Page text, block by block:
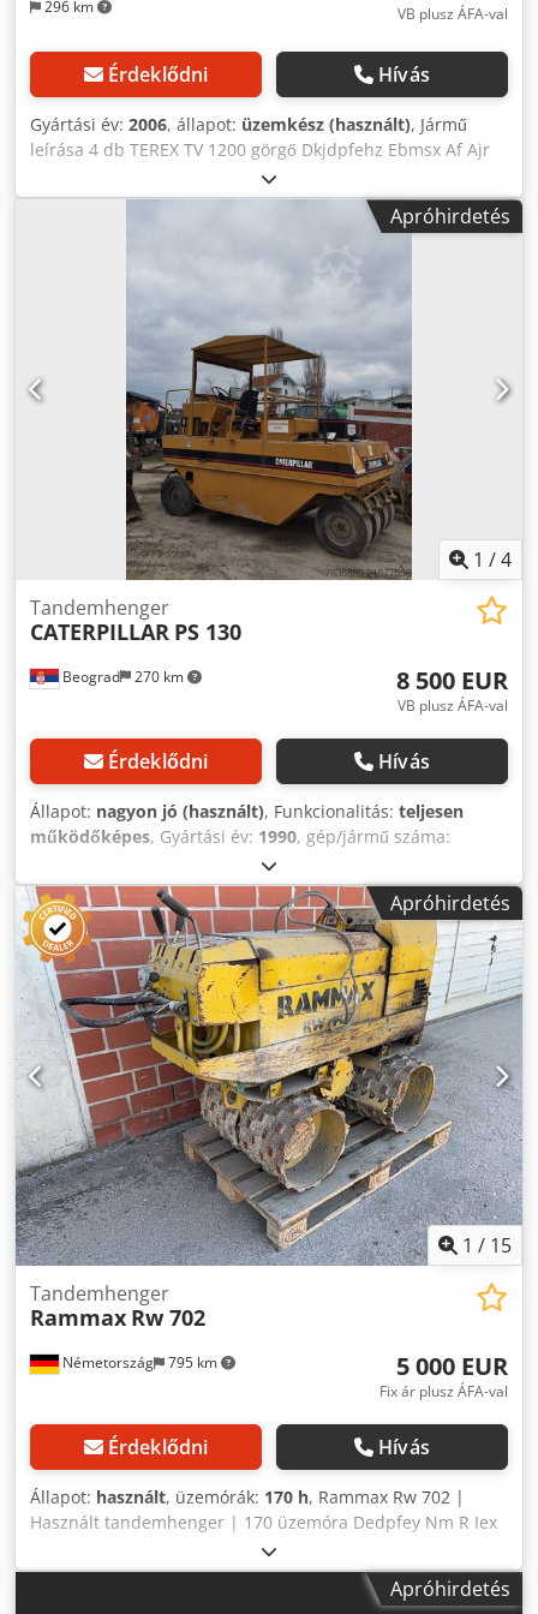
296 km
VB plusz ÁFA-val
Érdeklődni Hívás
Gyártási év: 2006, állapot: üzemkész (használt), Jármű
leírása 4 db TEREX TV 1200 görgő Dkjdpfehz Ebmsx Af Ajr
2.920 KG 120cm görgő szélesség 1. henger: Deutz 19,5 KW,
kb. 2006-os évjárat, kb. 2000 óra, ára: 9.950,-- netto 2.
henger: Deutz 19,5 KW, építési év kb. 2006, kb. 2000 óra,
évjárat, 1.213 óra, ár: 11.900,-- netto 4. henger: Kubota
24,5 KW, építési év kb. 2007, 1.727 óra, ára: 10.900,-- nettó
Kedvező szállítás is lehetséges !!!
Apróhirdetés
1 /4
Beograd 270 km
Tandemhenger
CATERPILLAR PS 130
8 500 EUR
VB plusz ÁFA-val
Érdeklődni Hívás
Állapot: nagyon jó (használt), Funkcionalitás: teljesen
működőképes, Gyártási év: 1990, gép/jármű száma:
, teljesen működőképes Dsdpfx Asywt I Aef Aekr
Apróhirdetés
1 / 15
Németország 795 km
Tandemhenger
Rammax Rw 702
5 000 EUR
Fix ár plusz ÁFA-val
Érdeklődni Hívás
Állapot: használt, üzemórák: 170 h, Rammax Rw 702 |
Használt tandemhenger | 170 üzemóra Dedpfey Nm R Iex
Af Askr 📍Helyszín: Németország 🚛 Szállítás az Ön
célállomására is elérhető – használja szállítási
kalkulátorunkat a költségek becsléséhez! 💰 AzonnalApróhirdetés